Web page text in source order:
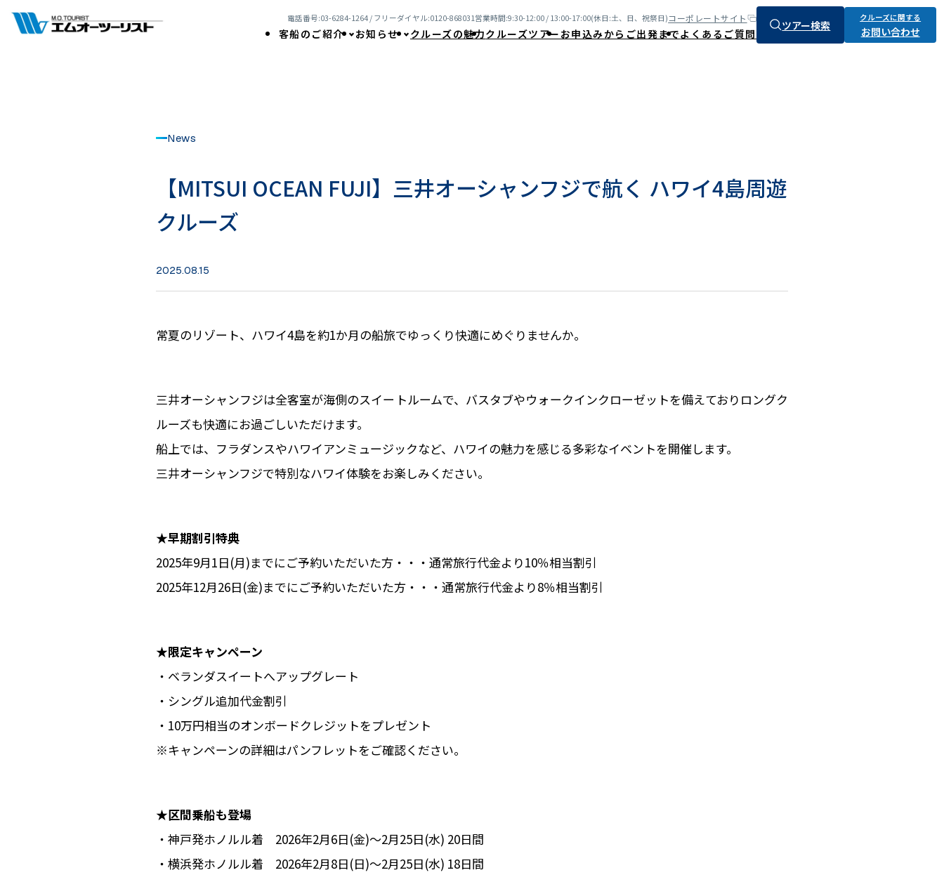
電話番号:03-6284-1264 / フリーダイヤル:0120-868031営業時間:9:30-12:00 / 13:00-17:00(休日:土、日、祝祭日)コーポレートサイト
客船のご紹介 お知らせ クルーズの魅力クルーズツアー お申込みからご出発までよくあるご質問
ツアー検索
クルーズに関する
お問い合わせ
News
【MITSUI OCEAN FUJI】三井オーシャンフジで航く ハワイ4島周遊
クルーズ
2025.08.15
常夏のリゾート、ハワイ4島を約1か月の船旅でゆっくり快適にめぐりませんか。
三井オーシャンフジは全客室が海側のスイートルームで、バスタブやウォークインクローゼットを備えておりロングク
ルーズも快適にお過ごしいただけます。
船上では、フラダンスやハワイアンミュージックなど、ハワイの魅力を感じる多彩なイベントを開催します。
三井オーシャンフジで特別なハワイ体験をお楽しみください。
★早期割引特典
2025年9月1日(月)までにご予約いただいた方・・・通常旅行代金より10％相当割引
2025年12月26日(金)までにご予約いただいた方・・・通常旅行代金より8％相当割引
★限定キャンペーン
・ベランダスイートへアップグレート
・シングル追加代金割引
・10万円相当のオンボードクレジットをプレゼント
※キャンペーンの詳細はパンフレットをご確認ください。
★区間乗船も登場
・神戸発ホノルル着 2026年2月6日(金)～2月25日(水) 20日間
・横浜発ホノルル着 2026年2月8日(日)～2月25日(水) 18日間